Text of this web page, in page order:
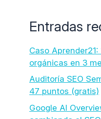
Entradas
Caso
orgánicas en 3
Auditoría SEO
47 puntos (gratis)
Google AI